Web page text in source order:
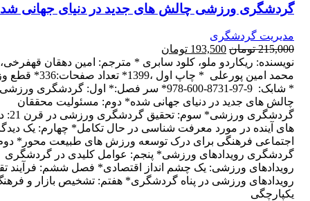
گردشگری ورزشی چالش های جدید در دنیای جهانی
مدیریت گردشگری
215,000 تومان
193,500 تومان
نویسنده: ریکاردو ملو، کلود سابری * مترجم: امین دهقان قهفرخی،
محمد امین پورعلی * چاپ اول ،1399*
* شابک: 9-97-8731-600-978* سر فصل:* اول: گردشگری
چالش های جدید در دنیای جهانی شده* دوم: مسئولیت محققان
گردشگری
های آینده در مورد معرفت شناسی در حال تکامل* چهارم: یک
اجتماعی فرهنگی برای درک توسعه ورزش های طبیعت محور*
گردشگری رویدادهای ورزشی* پنجم: عوامل کلیدی در گردشگری
رویدادهای ورزشی: یک چشم انداز اقتصادی* فصل ششم: فرآیند
رویدادهای ورزشی در پناه گردشگری* هفتم: تشخیص بازار و
یکپارچگی